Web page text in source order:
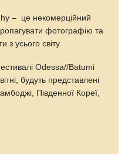
– це некомерційний
фотографію та
усього світу.
Odessa//Batumi
будуть представлені
Південної Кореї,